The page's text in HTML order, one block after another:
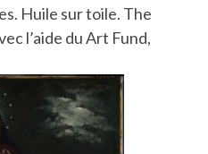
Huile sur toile. The
l’aide du Art Fund,